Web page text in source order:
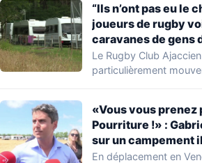
“Ils n’ont pas eu le
joueurs de rugby
caravanes de gens
s’installer dans
délogent en moins
Le Rugby Club
particulièrement
«Vous vous prenez
Pourriture !» :
sur un campement
du voyage
En déplacement en